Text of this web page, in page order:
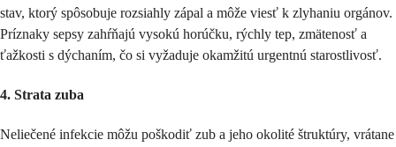
stav, ktorý spôsobuje rozsiahly zápal a môže viesť k zlyhaniu orgánov.
Príznaky sepsy zahŕňajú vysokú horúčku, rýchly tep, zmätenosť a
ťažkosti s dýchaním, čo si vyžaduje okamžitú urgentnú starostlivosť.
4. Strata zuba
Neliečené infekcie môžu poškodiť zub a jeho okolité štruktúry, vrátane